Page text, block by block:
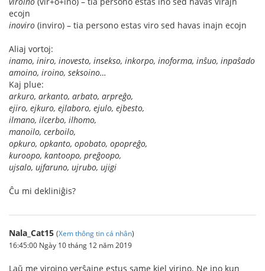
ecojn
inoviro (inviro) – tia persono estas viro sed havas inajn ecojn
Aliaj vortoj:
inamo, iniro, inovesto, insekso, inkorpo, inoforma, inŝuo, inpaŝado
amoino, iroino, seksoino…
Kaj plue:
arkuro, arkanto, arbato, arpreĝo,
ejiro, ejkuro, ejlaboro, ejulo, ejbesto,
ilmano, ilcerbo, ilhomo,
manoilo, cerboilo,
opkuro, opkanto, opobato, opopreĝo,
kuroopo, kantoopo, preĝoopo,
ujsalo, ujfaruno, ujrubo, ujigi
Ĉu mi dekliniĝis?
Nala_Cat15 (Xem thông tin cá nhân)
16:45:00 Ngày 10 tháng 12 năm 2019
Laŭ me viroino verŝajne estus same kiel virino. Ne ino kun